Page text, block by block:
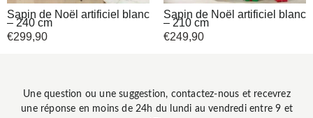
Sapin de Noël artificiel blanc
– 240 cm
€299,90
Sapin de Noël artificiel blanc
– 210 cm
€249,90
Une question ou une suggestion, contactez-nous et recevrez
une réponse en moins de 24h du lundi au vendredi entre 9 et